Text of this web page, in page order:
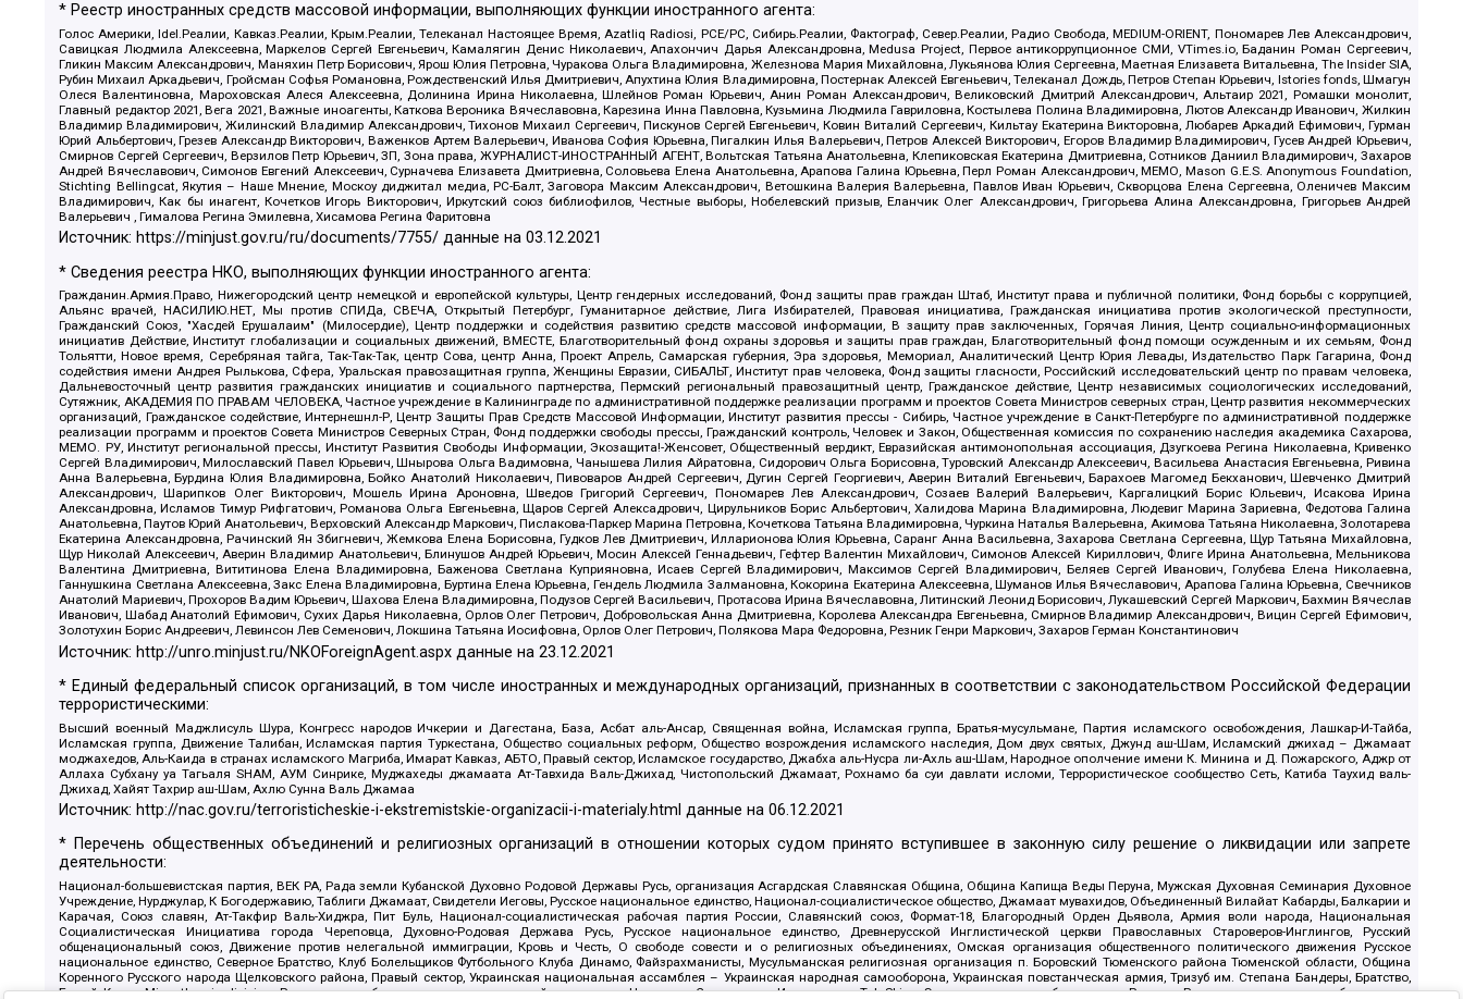
* Реестр иностранных средств массовой информации, выполняющих функции иностранного агента:
Голос Америки, Idel.Реалии, Кавказ.Реалии, Крым.Реалии, Телеканал Настоящее Время, Azatliq Radiosi, PCE/PC, Сибирь.Реалии, Фактограф, Север.Реалии, Радио Свобода, MEDIUM-ORIENT, Пономарев Лев Александрович,
Савицкая Людмила Алексеевна, Маркелов Сергей Евгеньевич, Камалягин Денис Николаевич, Апахончич Дарья Александровна, Medusa Project, Первое антикоррупционное СМИ, VTimes.io, Баданин Роман Сергеевич,
Гликин Максим Александрович, Маняхин Петр Борисович, Ярош Юлия Петровна, Чуракова Ольга Владимировна, Железнова Мария Михайловна, Лукьянова Юлия Сергеевна, Маетная Елизавета Витальевна, The Insider SIA,
Рубин Михаил Аркадьевич, Гройсман Софья Романовна, Рождественский Илья Дмитриевич, Апухтина Юлия Владимировна, Постернак Алексей Евгеньевич, Телеканал Дождь, Петров Степан Юрьевич, Istories fonds, Шмагун
Олеся Валентиновна, Мароховская Алеся Алексеевна, Долинина Ирина Николаевна, Шлейнов Роман Юрьевич, Анин Роман Александрович, Великовский Дмитрий Александрович, Альтаир 2021, Ромашки монолит,
Главный редактор 2021, Вега 2021, Важные иноагенты, Каткова Вероника Вячеславовна, Карезина Инна Павловна, Кузьмина Людмила Гавриловна, Костылева Полина Владимировна, Лютов Александр Иванович, Жилкин
Владимир Владимирович, Жилинский Владимир Александрович, Тихонов Михаил Сергеевич, Пискунов Сергей Евгеньевич, Ковин Виталий Сергеевич, Кильтау Екатерина Викторовна, Любарев Аркадий Ефимович, Гурман
Юрий Альбертович, Грезев Александр Викторович, Важенков Артем Валерьевич, Иванова София Юрьевна, Пигалкин Илья Валерьевич, Петров Алексей Викторович, Егоров Владимир Владимирович, Гусев Андрей Юрьевич,
Смирнов Сергей Сергеевич, Верзилов Петр Юрьевич, ЗП, Зона права, ЖУРНАЛИСТ-ИНОСТРАННЫЙ АГЕНТ, Вольтская Татьяна Анатольевна, Клепиковская Екатерина Дмитриевна, Сотников Даниил Владимирович, Захаров
Андрей Вячеславович, Симонов Евгений Алексеевич, Сурначева Елизавета Дмитриевна, Соловьева Елена Анатольевна, Арапова Галина Юрьевна, Перл Роман Александрович, МЕМО, Mason G.E.S. Anonymous Foundation,
Stichting Bellingcat, Якутия – Наше Мнение, Москоу диджитал медиа, РС-Балт, Заговора Максим Александрович, Ветошкина Валерия Валерьевна, Павлов Иван Юрьевич, Скворцова Елена Сергеевна, Оленичев Максим
Владимирович, Как бы инагент, Кочетков Игорь Викторович, Иркутский союз библиофилов, Честные выборы, Нобелевский призыв, Еланчик Олег Александрович, Григорьева Алина Александровна, Григорьев Андрей
Валерьевич , Гималова Регина Эмилевна, Хисамова Регина Фаритовна
Источник: https://minjust.gov.ru/ru/documents/7755/ данные на03.12.2021
* Сведения реестра НКО, выполняющих функции иностранного агента:
Гражданин.Армия.Право, Нижегородский центр немецкой и европейской культуры, Центр гендерных исследований, Фонд защиты прав граждан Штаб, Институт права и публичной политики, Фонд борьбы с коррупцией,
Альянс врачей, НАСИЛИЮ.НЕТ, Мы против СПИДа, СВЕЧА, Открытый Петербург, Гуманитарное действие, Лига Избирателей, Правовая инициатива, Гражданская инициатива против экологической преступности,
Гражданский Союз, "Хасдей Ерушалаим" (Милосердие), Центр поддержки и содействия развитию средств массовой информации, В защиту прав заключенных, Горячая Линия, Центр социально-информационных
инициатив Действие, Институт глобализации и социальных движений, ВМЕСТЕ, Благотворительный фонд охраны здоровья и защиты прав граждан, Благотворительный фонд помощи осужденным и их семьям, Фонд
Тольятти, Новое время, Серебряная тайга, Так-Так-Так, центр Сова, центр Анна, Проект Апрель, Самарская губерния, Эра здоровья, Мемориал, Аналитический Центр Юрия Левады, Издательство Парк Гагарина, Фонд
содействия имени Андрея Рылькова, Сфера, Уральская правозащитная группа, Женщины Евразии, СИБАЛЬТ, Институт прав человека, Фонд защиты гласности, Российский исследовательский центр по правам человека,
Дальневосточный центр развития гражданских инициатив и социального партнерства, Пермский региональный правозащитный центр, Гражданское действие, Центр независимых социологических исследований,
Сутяжник, АКАДЕМИЯ ПО ПРАВАМ ЧЕЛОВЕКА, Частное учреждение в Калининграде по административной поддержке реализации программ и проектов Совета Министров северных стран, Центр развития некоммерческих
организаций, Гражданское содействие, Интернешнл-Р, Центр Защиты Прав Средств Массовой Информации, Институт развития прессы - Сибирь, Частное учреждение в Санкт-Петербурге по административной поддержке
реализации программ и проектов Совета Министров Северных Стран, Фонд поддержки свободы прессы, Гражданский контроль, Человек и Закон, Общественная комиссия по сохранению наследия академика Сахарова,
МЕМО. РУ, Институт региональной прессы, Институт Развития Свободы Информации, Экозащита!-Женсовет, Общественный вердикт, Евразийская антимонопольная ассоциация, Дзугкоева Регина Николаевна, Кривенко
Сергей Владимирович, Милославский Павел Юрьевич, Шнырова Ольга Вадимовна, Чанышева Лилия Айратовна, Сидорович Ольга Борисовна, Туровский Александр Алексеевич, Васильева Анастасия Евгеньевна, Ривина
Анна Валерьевна, Бурдина Юлия Владимировна, Бойко Анатолий Николаевич, Пивоваров Андрей Сергеевич, Дугин Сергей Георгиевич, Аверин Виталий Евгеньевич, Барахоев Магомед Бекханович, Шевченко Дмитрий
Александрович, Шарипков Олег Викторович, Мошель Ирина Ароновна, Шведов Григорий Сергеевич, Пономарев Лев Александрович, Созаев Валерий Валерьевич, Каргалицкий Борис Юльевич, Исакова Ирина
Александровна, Исламов Тимур Рифгатович, Романова Ольга Евгеньевна, Щаров Сергей Алексадрович, Цирульников Борис Альбертович, Халидова Марина Владимировна, Людевиг Марина Зариевна, Федотова Галина
Анатольевна, Паутов Юрий Анатольевич, Верховский Александр Маркович, Пислакова-Паркер Марина Петровна, Кочеткова Татьяна Владимировна, Чуркина Наталья Валерьевна, Акимова Татьяна Николаевна, Золотарева
Екатерина Александровна, Рачинский Ян Збигневич, Жемкова Елена Борисовна, Гудков Лев Дмитриевич, Илларионова Юлия Юрьевна, Саранг Анна Васильевна, Захарова Светлана Сергеевна, Щур Татьяна Михайловна,
Щур Николай Алексеевич, Аверин Владимир Анатольевич, Блинушов Андрей Юрьевич, Мосин Алексей Геннадьевич, Гефтер Валентин Михайлович, Симонов Алексей Кириллович, Флиге Ирина Анатольевна, Мельникова
Валентина Дмитриевна, Вититинова Елена Владимировна, Баженова Светлана Куприяновна, Исаев Сергей Владимирович, Максимов Сергей Владимирович, Беляев Сергей Иванович, Голубева Елена Николаевна,
Ганнушкина Светлана Алексеевна, Закс Елена Владимировна, Буртина Елена Юрьевна, Гендель Людмила Залмановна, Кокорина Екатерина Алексеевна, Шуманов Илья Вячеславович, Арапова Галина Юрьевна, Свечников
Анатолий Мариевич, Прохоров Вадим Юрьевич, Шахова Елена Владимировна, Подузов Сергей Васильевич, Протасова Ирина Вячеславовна, Литинский Леонид Борисович, Лукашевский Сергей Маркович, Бахмин Вячеслав
Иванович, Шабад Анатолий Ефимович, Сухих Дарья Николаевна, Орлов Олег Петрович, Добровольская Анна Дмитриевна, Королева Александра Евгеньевна, Смирнов Владимир Александрович, Вицин Сергей Ефимович,
Золотухин Борис Андреевич, Левинсон Лев Семенович, Локшина Татьяна Иосифовна, Орлов Олег Петрович, Полякова Мара Федоровна, Резник Генри Маркович, Захаров Герман Константинович
Источник: http://unro.minjust.ru/NKOForeignAgent.aspx данные на23.12.2021
* Единый федеральный список организаций, в том числе иностранных и международных организаций, признанных в соответствии с законодательством Российской Федерации
террористическими:
Высший военный Маджлисуль Шура, Конгресс народов Ичкерии и Дагестана, База, Асбат аль-Ансар, Священная война, Исламская группа, Братья-мусульмане, Партия исламского освобождения, Лашкар-И-Тайба,
Исламская группа, Движение Талибан, Исламская партия Туркестана, Общество социальных реформ, Общество возрождения исламского наследия, Дом двух святых, Джунд аш-Шам, Исламский джихад – Джамаат
моджахедов, Аль-Каида в странах исламского Магриба, Имарат Кавказ, АБТО, Правый сектор, Исламское государство, Джабха аль-Нусра ли-Ахль аш-Шам, Народное ополчение имени К. Минина и Д. Пожарского, Аджр от
Аллаха Субхану уа Тагьаля SHAM, АУМ Синрике, Муджахеды джамаата Ат-Тавхида Валь-Джихад, Чистопольский Джамаат, Рохнамо ба суи давлати исломи, Террористическое сообщество Сеть, Катиба Таухид валь-
Джихад, Хайят Тахрир аш-Шам, Ахлю Сунна Валь Джамаа
Источник: http://nac.gov.ru/terroristicheskie-i-ekstremistskie-organizacii-i-materialy.html данные на06.12.2021
* Перечень общественных объединений и религиозных организаций в отношении которых судом принято вступившее в законную силу решение о ликвидации или запрете
деятельности:
Национал-большевистская партия, ВЕК РА, Рада земли Кубанской Духовно Родовой Державы Русь, организация Асгардская Славянская Община, Община Капища Веды Перуна, Мужская Духовная Семинария Духовное
Учреждение, Нурджулар, К Богодержавию, Таблиги Джамаат, Свидетели Иеговы, Русское национальное единство, Национал-социалистическое общество, Джамаат мувахидов, Объединенный Вилайат Кабарды, Балкарии и
Карачая, Союз славян, Ат-Такфир Валь-Хиджра, Пит Буль, Национал-социалистическая рабочая партия России, Славянский союз, Формат-18, Благородный Орден Дьявола, Армия воли народа, Национальная
Социалистическая Инициатива города Череповца, Духовно-Родовая Держава Русь, Русское национальное единство, Древнерусской Инглистической церкви Православных Староверов-Инглингов, Русский
общенациональный союз, Движение против нелегальной иммиграции, Кровь и Честь, О свободе совести и о религиозных объединениях, Омская организация общественного политического движения Русское
национальное единство, Северное Братство, Клуб Болельщиков Футбольного Клуба Динамо, Файзрахманисты, Мусульманская религиозная организация п. Боровский Тюменского района Тюменской области, Община
Коренного Русского народа Щелковского района, Правый сектор, Украинская национальная ассамблея – Украинская народная самооборона, Украинская повстанческая армия, Тризуб им. Степана Бандеры, Братство,
Белый Крест, Misanthropic division, Религиозное объединение последователей инглиизма, Народная Социальная Инициатива, TulaSkins, Этнополитическое объединение Русские, Русское национальное объединение